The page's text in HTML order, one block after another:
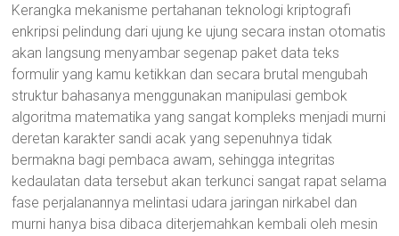
Kerangka mekanisme pertahanan teknologi kriptografi
enkripsi pelindung dari ujung ke ujung secara instan otomatis
akan langsung menyambar segenap paket data teks
formulir yang kamu ketikkan dan secara brutal mengubah
struktur bahasanya menggunakan manipulasi gembok
algoritma matematika yang sangat kompleks menjadi murni
deretan karakter sandi acak yang sepenuhnya tidak
bermakna bagi pembaca awam, sehingga integritas
kedaulatan data tersebut akan terkunci sangat rapat selama
fase perjalanannya melintasi udara jaringan nirkabel dan
murni hanya bisa dibaca diterjemahkan kembali oleh mesin